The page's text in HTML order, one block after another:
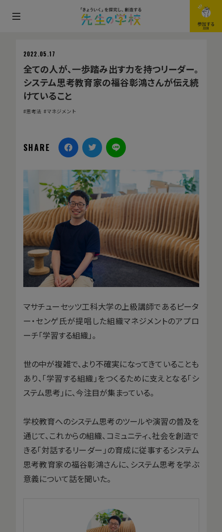
メ
参加する
JOIN
2022.05.17
全ての人が、一歩踏み出す力を持つリーダー。
システム思考教育家の福谷彰鴻さんが伝え続
けていること
思考法 マネジメント
SHARE
マサチューセッツ工科大学の上級講師であるピータ
ー・センゲ氏が提唱した組織マネジメントのアプロ
ーチ「学習する組織」。
世の中が複雑で、より不確実になってきていることも
あり、「学習する組織」をつくるために支えとなる「シ
ステム思考」に、今注目が集まっている。
学校教育へのシステム思考のツールや演習の普及を
通じて、これからの組織、コミュニティ、社会を創造で
きる「対話するリーダー」の育成に従事するシステム
思考教育家の福谷彰鴻さんに、システム思考を学ぶ
意義について話を聞いた。